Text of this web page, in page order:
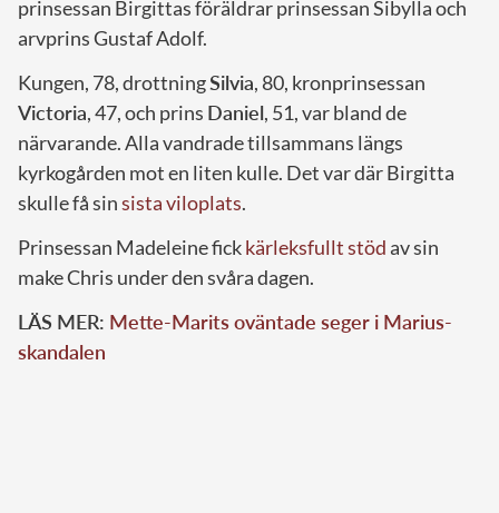
prinsessan Birgittas föräldrar prinsessan Sibylla och
arvprins Gustaf Adolf.
Kungen, 78, drottningSilvia, 80, kronprinsessan
Victoria, 47, och prins Daniel, 51, var bland de
närvarande. Alla vandrade tillsammans längs
kyrkogården mot en liten kulle. Det var där Birgitta
skulle få sinsista viloplats.
Prinsessan Madeleine fickkärleksfullt stöd av sin
make Chris under den svåra dagen.
LÄS MER: Mette-Marits oväntade seger i Marius-
skandalen